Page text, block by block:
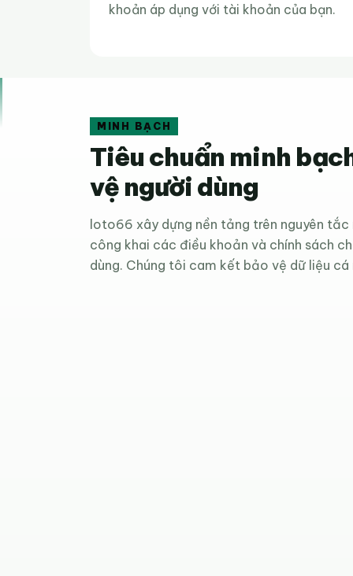
khoản áp dụng với tài khoản của bạn.
MINH BẠCH
Tiêu chuẩn minh
vệ người dùng
loto66 xây dựng nền tảng trên nguyên tắc
công khai các điều khoản và chính sách
dùng. Chúng tôi cam kết bảo vệ dữ liệu cá